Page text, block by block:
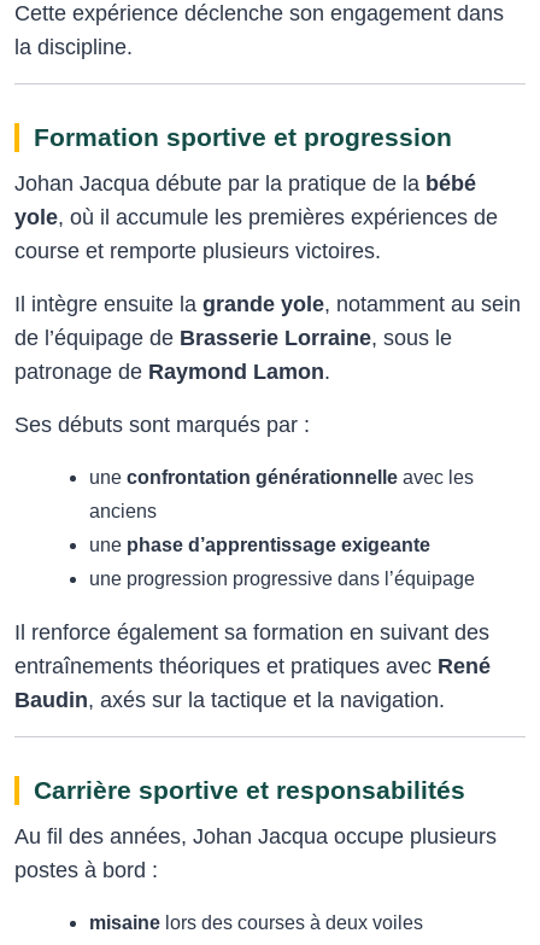
Cette expérience déclenche son engagement dans
la discipline.
Formation sportive et progression
Johan Jacqua débute par la pratique de la bébé
yole, où il accumule les premières expériences de
course et remporte plusieurs victoires.
Il intègre ensuite la grande yole, notamment au sein
de l’équipage de Brasserie Lorraine, sous le
patronage de Raymond Lamon.
Ses débuts sont marqués par :
une confrontation générationnelle avec les
anciens
une phase d’apprentissage exigeante
une progression progressive dans l’équipage
Il renforce également sa formation en suivant des
entraînements théoriques et pratiques avec René
Baudin, axés sur la tactique et la navigation.
Carrière sportive et responsabilités
Au fil des années, Johan Jacqua occupe plusieurs
postes à bord :
misaine lors des courses à deux voiles